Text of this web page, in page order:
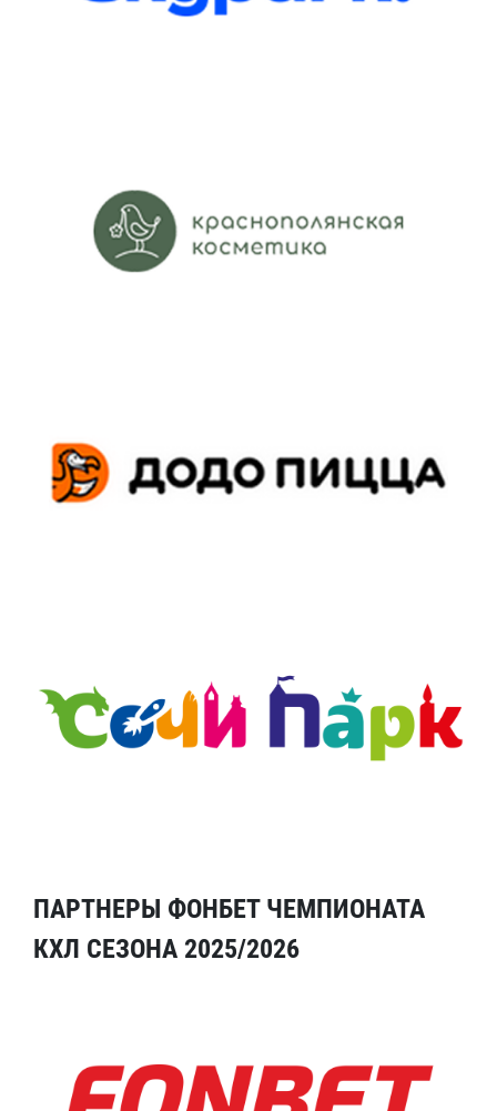
ПАРТНЕРЫ ФОНБЕТ ЧЕМПИОНАТА
КХЛ СЕЗОНА 2025/2026